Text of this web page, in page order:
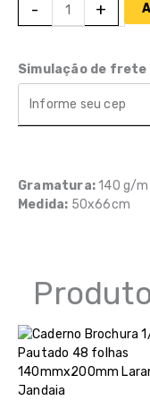
- +
Simulação de frete
Gramatura:140 g/
Medida: 50x66cm